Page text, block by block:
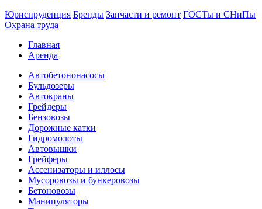
Юриспруденция Бренды Запчасти и ремонт ГОСТы и СНиПы
Охрана труда
Главная
Аренда
Автобетононасосы
Бульдозеры
Автокраны
Грейдеры
Бензовозы
Дорожные катки
Гидромолоты
Автовышки
Грейферы
Ассенизаторы и иллосы
Мусоровозы и бункеровозы
Бетоновозы
Манипуляторы